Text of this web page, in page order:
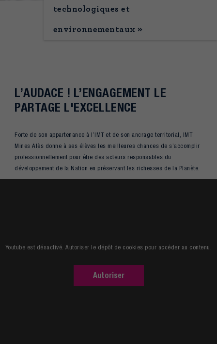
technologiques et
environnementaux »
L’AUDACE ! L’ENGAGEMENT LE
PARTAGE L'EXCELLENCE
Forte de son appartenance à l’IMT et de son ancrage territorial, IMT
Mines Alès donne à ses élèves les meilleures chances de s’accomplir
professionnellement pour être des acteurs responsables du
développement de la Nation en préservant les richesses de la Planète.
Youtube est désactivé. Autoriser le dépôt de cookies pour accéder au contenu.
Autoriser